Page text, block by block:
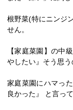
根野菜(特にニンジ
せん。
【家庭菜園】の中
やしたい』そう思う
家庭菜園にハマっ
良かった』 と言っ